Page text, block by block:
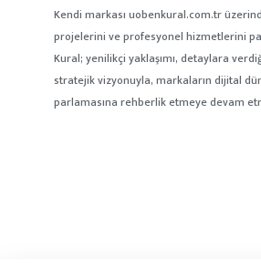
Kendi markası uobenkural.com.tr
projelerini ve profesyonel hizmetlerini
Kural; yenilikçi yaklaşımı, detaylara
stratejik vizyonuyla, markaların dijital
parlamasına rehberlik etmeye devam